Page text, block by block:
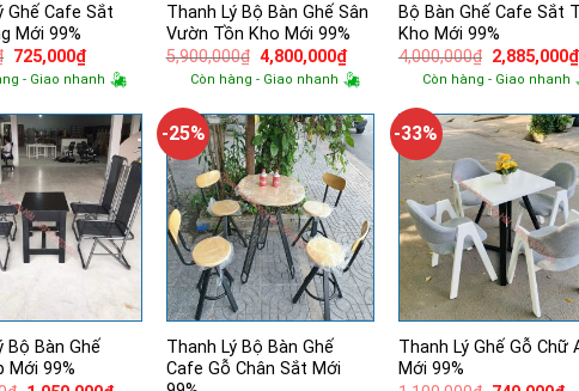
Ghế Cafe Sắt
Mới 99%
Giá
gốc
là:
725,000₫Giá
hiện
tại
725,000₫.
- Giao nhanh
Thanh Lý Bộ Bàn Ghế Sân
Vườn Tồn Kho Mới 99%
5,900,000₫ Giá
gốc
là:
4,800,000₫Giá
hiện
tại
4,800,000₫.
Còn hàng - Giao nhanh
Bộ Bàn Ghế Cafe Sắt
Kho Mới 99%
4,000,000₫ Giá
gốc
là:
2,885,000₫
Còn hàng - Giao nhanh
Bộ Bàn Ghế
Mới 99%
-25%
Thanh Lý Bộ Bàn Ghế
Cafe Gỗ Chân Sắt Mới
-33%
Thanh Lý Ghế Gỗ Chữ
Mới 99%